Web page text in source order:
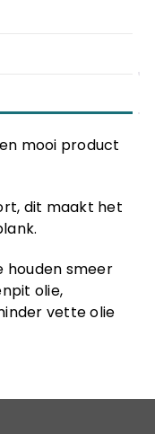
mooi product
dit maakt het
houden smeer
olie,
vette olie